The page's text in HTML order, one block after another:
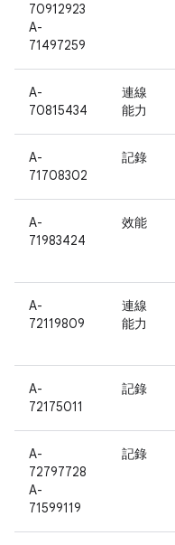
70912923
A-
71497259
A-
70815434
連線
能力
A-
71708302
記錄
A-
71983424
效能
A-
72119809
連線
能力
A-
72175011
記錄
A-
72797728
A-
71599119
記錄